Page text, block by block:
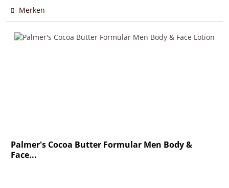
Merken
Palmer's Cocoa Butter Formular Men Body &
Face...